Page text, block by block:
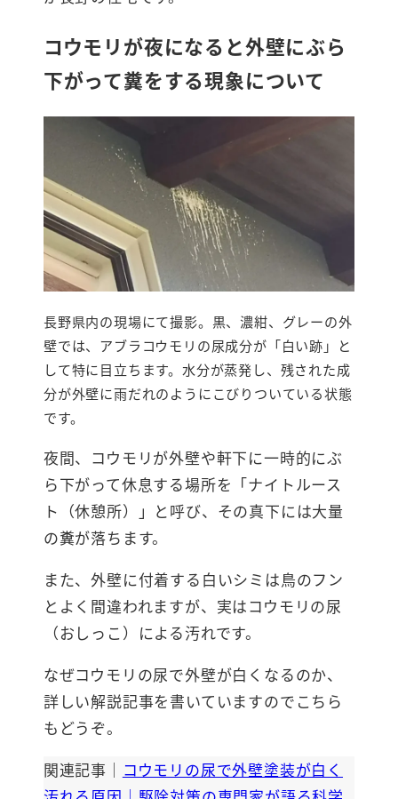
コウモリが夜になると外壁にぶら
下がって糞をする現象について
長野県内の現場にて撮影。黒、濃紺、グレーの外
壁では、アブラコウモリの尿成分が「白い跡」と
して特に目立ちます。水分が蒸発し、残された成
分が外壁に雨だれのようにこびりついている状態
です。
夜間、コウモリが外壁や軒下に一時的にぶ
ら下がって休息する場所を「ナイトルース
ト（休憩所）」と呼び、その真下には大量
の糞が落ちます。
また、外壁に付着する白いシミは鳥のフン
とよく間違われますが、実はコウモリの尿
（おしっこ）による汚れです。
なぜコウモリの尿で外壁が白くなるのか、
詳しい解説記事を書いていますのでこちら
もどうぞ。
関連記事｜ コウモリの尿で外壁塗装が白く